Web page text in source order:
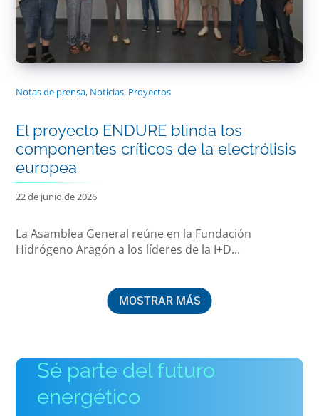
Notas de prensa, Noticias, Proyectos
El proyecto ENDURE blinda los
componentes críticos de la electrólisis
europea
22 de junio de 2026
La Asamblea General reúne en la Fundación
Hidrógeno Aragón a los líderes de la I+D...
MOSTRAR MÁS
Sé parte del futuro
energético